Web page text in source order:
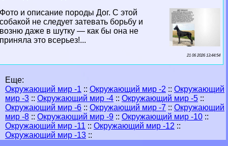
Фото и описание породы Дог. С этой
собакой не следует затевать борьбу и
возню даже в шутку — как бы она не
приняла это всерьез!...
21 06 2026 13:44:54
Еще:
Окружающий мир -1 :: Окружающий мир -2 :: Окружающий
мир -3 :: Окружающий мир -4 :: Окружающий мир -5 ::
Окружающий мир -6 :: Окружающий мир -7 :: Окружающий
мир -8 :: Окружающий мир -9 :: Окружающий мир -10 ::
Окружающий мир -11 :: Окружающий мир -12 ::
Окружающий мир -13 ::